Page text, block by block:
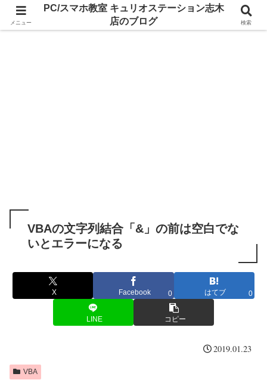
VBAの文字列結合「&」の前は空白でな
いとエラーになる
X Facebook 0 はてブ 0
LINE コピー
2019.01.23
VBA
メニュー
PC/スマホ教室 キュリオステーション志木
店のブログ
検索